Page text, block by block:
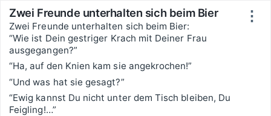
⋮
Zwei Freunde unterhalten sich beim Bier
Zwei Freunde unterhalten sich beim Bier:
“Wie ist Dein gestriger Krach mit Deiner Frau
ausgegangen?”
“Ha, auf den Knien kam sie angekrochen!”
“Und was hat sie gesagt?”
“Ewig kannst Du nicht unter dem Tisch bleiben, Du
Feigling!…”